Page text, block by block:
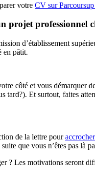
votre CV sur Parcoursup
projet professionnel
d’établissement
en pâtit.
côté et vous démarquer
tard?). Et surtout, faites
de la lettre pour
que vous n’êtes pas là
? Les motivations seront